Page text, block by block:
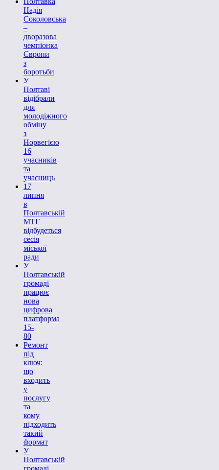
Надія
Соколовська
–
дворазова
чемпіонка
Європи
з
боротьби
У
Полтаві
відібрали
для
молодіжного
обміну
з
Норвегією
16
учасників
та
учасниць
17
липня
в
Полтавській
МТГ
відбудеться
сесія
міської
ради
У
Полтавській
громаді
працює
нова
цифрова
платформа
15-
80
Ремонт
під
ключ:
що
входить
у
послугу
та
кому
підходить
такий
формат
У
Полтавській
громаді